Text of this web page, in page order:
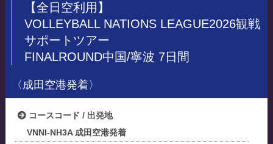
【全日空利用】
VOLLEYBALL NATIONS LEAGUE2026観戦
サポートツアー
FINALROUND中国/寧波 7日間
〈成田空港発着〉
コースコード / 出発地
VNNI-NH3A 成田空港発着